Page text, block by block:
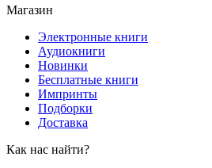
Магазин
Электронные книги
Аудиокниги
Новинки
Бесплатные книги
Импринты
Подборки
Доставка
Как нас найти?